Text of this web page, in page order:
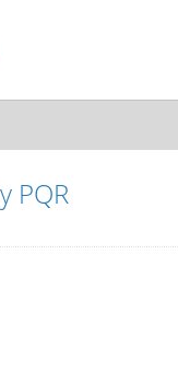
PQR